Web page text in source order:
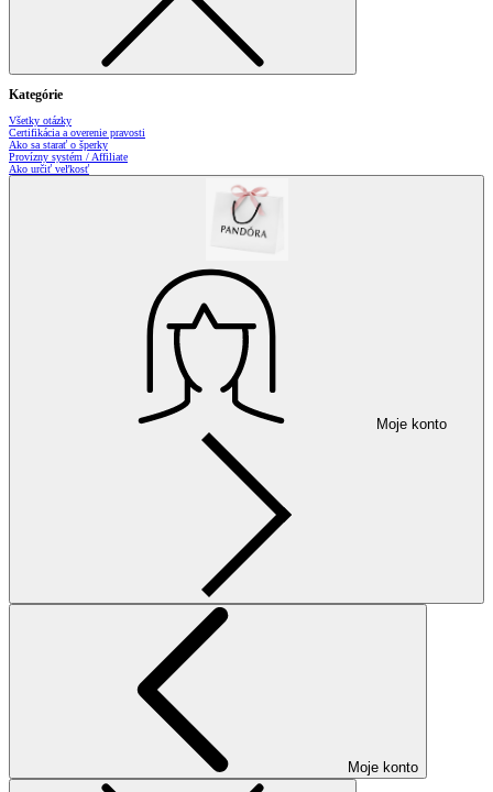
Kategórie
Všetky otázky
Certifikácia a overenie pravosti
Ako sa starať o šperky
Provízny systém / Affiliate
Ako určiť veľkosť
Moje konto
Moje konto